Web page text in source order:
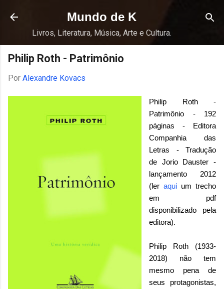
Pular para o conteúdo principal
Mundo de K
Livros, Literatura, Música, Arte e Cultura.
Philip Roth - Patrimônio
Por Alexandre Kovacs
Philip Roth -
Patrimônio - 192
páginas - Editora
Companhia das
Letras - Tradução
de Jorio Dauster -
lançamento 2012
(ler aqui um trecho
em pdf
disponibilizado pela
editora).
Philip Roth (1933-
2018) não tem
mesmo pena de
seus protagonistas,